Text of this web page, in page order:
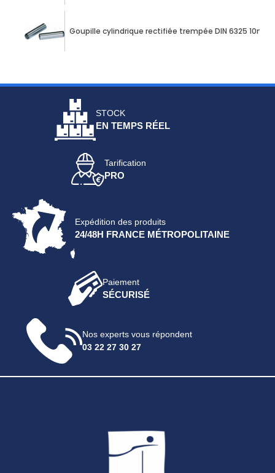
Goupille cylindrique rectifiée trempée DIN 6325
STOCK
EN TEMPS RÉEL
Tarification
PRO
Expédition des produits
24/48H FRANCE MÉTROPOLITAINE
Paiement
SÉCURISÉ
Nos experts vous répondent
03 22 27 30 27